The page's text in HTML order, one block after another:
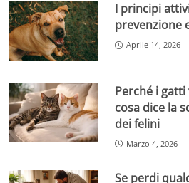
I principi
prevenzione
Aprile 14, 2026
Perché i
cosa dice la
dei felini
Marzo 4, 2026
Se perdi